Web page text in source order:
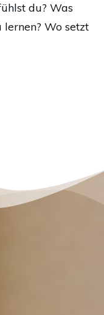
du? Was
Wo setzt